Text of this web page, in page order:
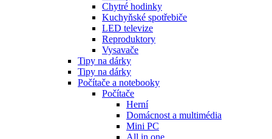
Chytré hodinky
Kuchyňské spotřebiče
LED televize
Reproduktory
Vysavače
Tipy na dárky
Tipy na dárky
Počítače a notebooky
Počítače
Herní
Domácnost a multimédia
Mini PC